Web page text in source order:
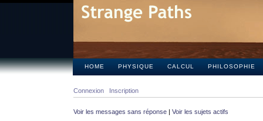
HOME PHYSIQUE CALCUL PHILOSOPHIE
Connexion Inscription
Voir les messages sans réponse | Voir les sujets actifs